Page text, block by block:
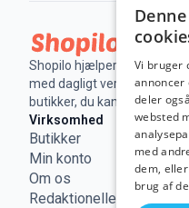
Shopilo hjælper dig med at
med dagligt verificerede
butikker, du kan stole på.
Virksomhed
Butikker
Min konto
Om os
Redaktionelle
Vi bruger
annoncer
deler
websted
med
dem,
brug af